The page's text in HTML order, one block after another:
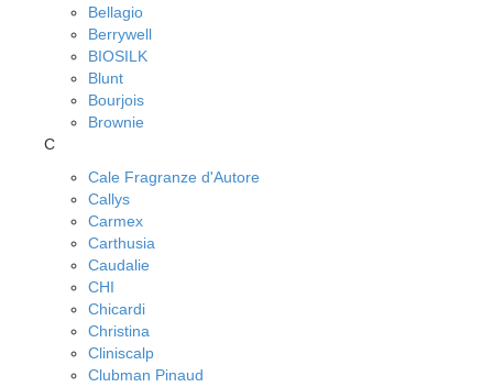
Bellagio
Berrywell
BIOSILK
Blunt
Bourjois
Brownie
C
Cale Fragranze d'Autore
Callys
Carmex
Carthusia
Caudalie
CHI
Chicardi
Christina
Cliniscalp
Clubman Pinaud